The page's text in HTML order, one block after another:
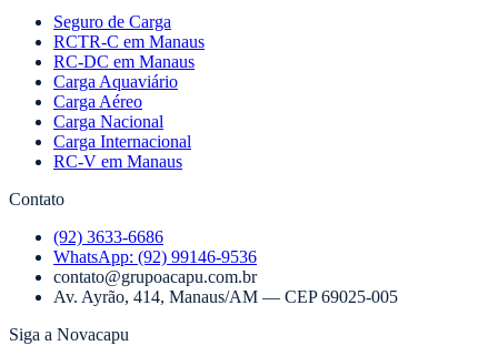
Seguro de Carga
RCTR-C em Manaus
RC-DC em Manaus
Carga Aquaviário
Carga Aéreo
Carga Nacional
Carga Internacional
RC-V em Manaus
Contato
(92) 3633-6686
WhatsApp: (92) 99146-9536
contato@grupoacapu.com.br
Av. Ayrão, 414, Manaus/AM — CEP69025-005
Siga a Novacapu